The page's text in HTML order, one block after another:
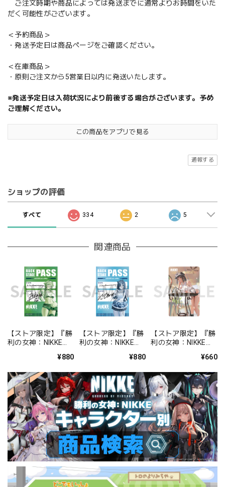
ご注文時期や商品によっては発送までに通常よりお時間をいた
だく可能性がございます。
＜予約商品＞
・発送予定日は商品ページをご確認ください。
＜在庫商品＞
・原則ご注文から5営業日以内に発送いたします。
※発送予定日は入荷状況により前後する場合がございます。予め
ご理解ください。
この商品をアプリで見る
通報する
ショップの評価
すべて 334 2 5
関連商品
【ストア限定】『勝
利の女神：NIKKE』
風ステッカーセット
¥880
【ストア限定】『勝
利の女神：NIKKE』
風ステッカーセット
¥880
【ストア限定】『勝
利の女神：NIKKE』
ステッカー ミルク¥660